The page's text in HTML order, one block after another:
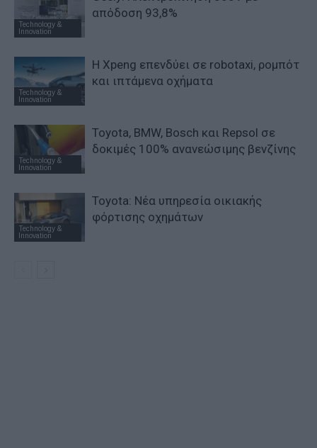
Technology &
Innovation
απόδοση 93,8%
Technology &
Innovation
Η Xpeng επενδύει σε robotaxi, ρομπότ
και ιπτάμενα οχήματα
Technology &
Innovation
Toyota, BMW, Bosch και Repsol σε
δοκιμές 100% ανανεώσιμης βενζίνης
Technology &
Innovation
Toyota: Νέα υπηρεσία οικιακής
φόρτισης οχημάτων